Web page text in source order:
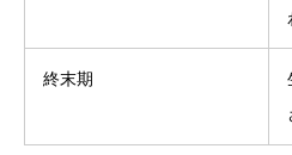
終末期